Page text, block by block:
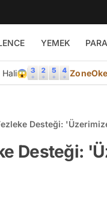
YEMEK PARA
Hali😱
Desteği:
Desteği: